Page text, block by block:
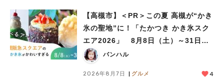
【高槻市】＜PR＞この夏 高槻が“かき
氷の聖地”に！「たかつき かき氷スク
エア2026」 8月8日（土）～31日
（月）バンハル
2026年8月7日 グルメ 4
人気のキーワード